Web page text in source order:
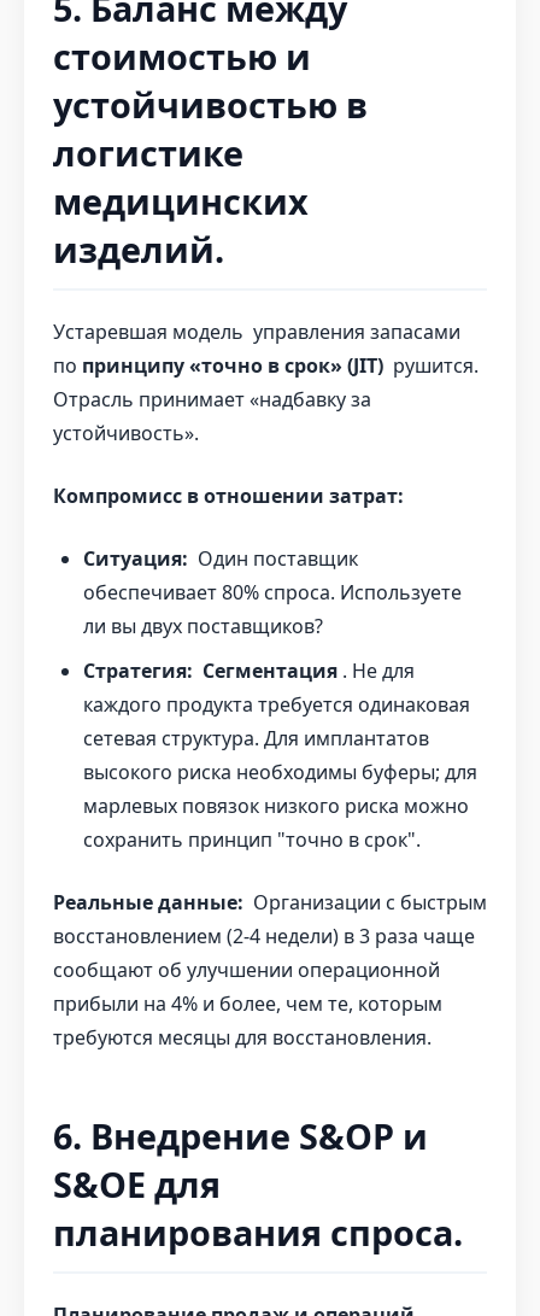
стоимостью и
устойчивостью в
логистике
медицинских
изделий.
Устаревшая модель управления запасами
по принципу «точно в срок» (JIT) рушится.
Отрасль принимает «надбавку за
устойчивость».
Компромисс в отношении затрат:
Ситуация: Один поставщик
обеспечивает 80% спроса. Используете
ли вы двух поставщиков?
Стратегия: Сегментация . Не для
каждого продукта требуется одинаковая
сетевая структура. Для имплантатов
высокого риска необходимы буферы; для
марлевых повязок низкого риска можно
сохранить принцип "точно в срок".
Реальные данные: Организации с быстрым
восстановлением (2-4 недели) в 3 раза чаще
сообщают об улучшении операционной
прибыли на 4% и более, чем те, которым
требуются месяцы для восстановления.
6. Внедрение S&OP и
S&OE для
планирования спроса.